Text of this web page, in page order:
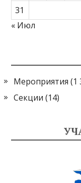
31
« Июл
Мероприятия (1
Секции (14)